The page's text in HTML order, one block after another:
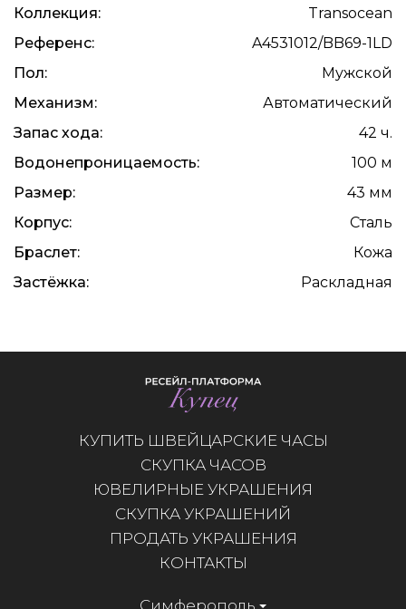
Коллекция:
Transocean
Референс:
A4531012/BB69-1LD
Пол:
Мужской
Механизм:
Автоматический
Запас хода:
42 ч.
Водонепроницаемость:
100 м
Размер:
43 мм
Корпус:
Сталь
Браслет:
Кожа
Застёжка:
Раскладная
КУПИТЬ ШВЕЙЦАРСКИЕ ЧАСЫ
СКУПКА ЧАСОВ
ЮВЕЛИРНЫЕ УКРАШЕНИЯ
СКУПКА УКРАШЕНИЙ
ПРОДАТЬ УКРАШЕНИЯ
КОНТАКТЫ
Симферополь